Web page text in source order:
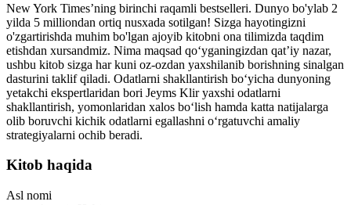
New York Timesʼning birinchi raqamli bestselleri. Dunyo bo'ylab 2
yilda 5 milliondan ortiq nusxada sotilgan! Sizga hayotingizni
o'zgartirishda muhim bo'lgan ajoyib kitobni ona tilimizda taqdim
etishdan xursandmiz. Nima maqsad qoʻyganingizdan qatʼiy nazar,
ushbu kitob sizga har kuni oz-ozdan yaxshilanib borishning sinalgan
dasturini taklif qiladi. Odatlarni shakllantirish boʻyicha dunyoning
yetakchi ekspertlaridan bori Jeyms Klir yaxshi odatlarni
shakllantirish, yomonlaridan xalos boʻlish hamda katta natijalarga
olib boruvchi kichik odatlarni egallashni oʻrgatuvchi amaliy
strategiyalarni ochib beradi.
Kitob haqida
Asl nomi